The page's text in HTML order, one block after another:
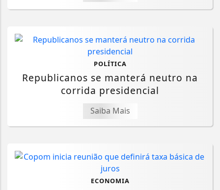
POLÍTICA
Republicanos se manterá neutro na
corrida presidencial
Saiba Mais
ECONOMIA